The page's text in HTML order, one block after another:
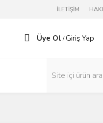
İLETİŞİM
Üye Ol /Giriş Yap